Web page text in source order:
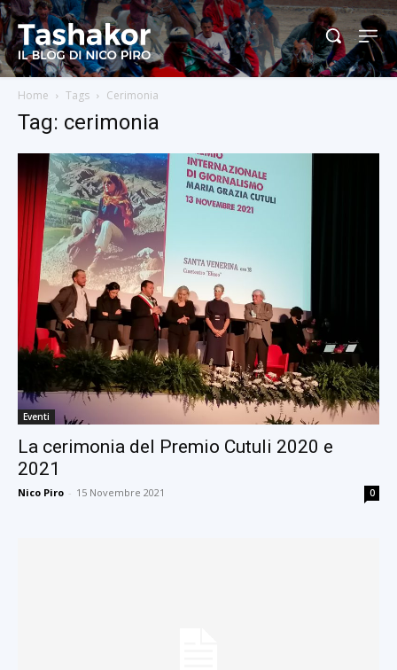
Home Tags Cerimonia
Tag: cerimonia
Eventi
La cerimonia del Premio Cutuli 2020 e
2021
Nico Piro - 15 Novembre 2021 0